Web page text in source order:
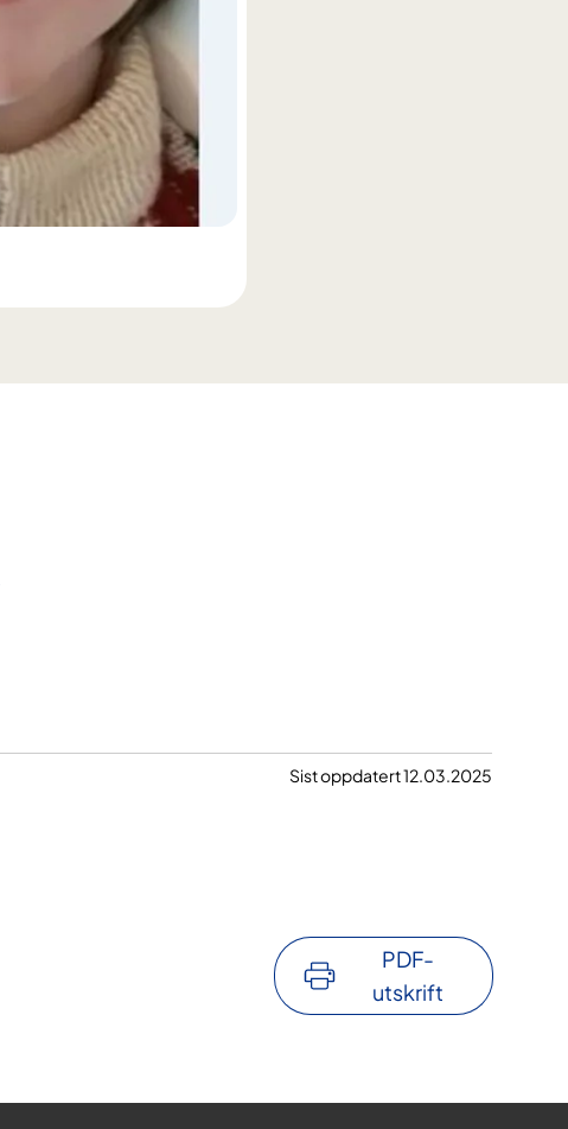
Sist oppdatert 12.03.2025
PDF-
utskrift